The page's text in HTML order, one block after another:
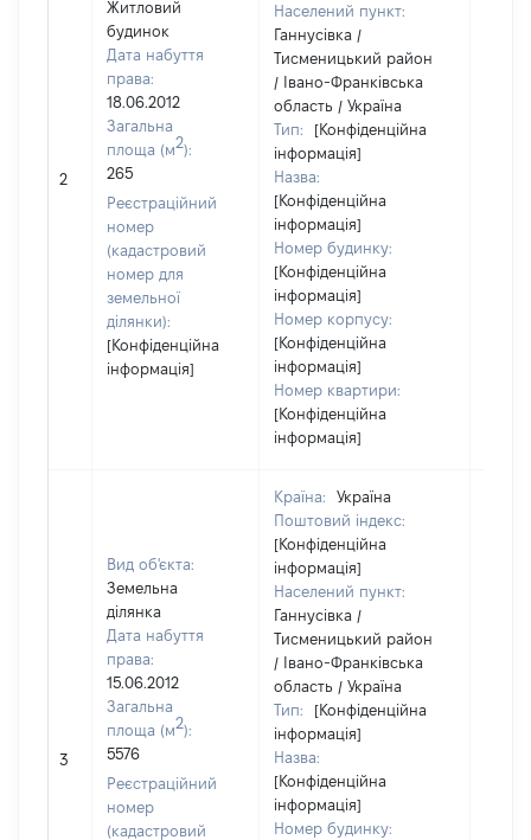
2
Житловий
будинок
Дата набуття
права:
18.06.2012
Загальна
площа (м2):
265
Реєстраційний
номер
(кадастровий
номер для
земельної
ділянки):
[Конфіденційна
інформація]
Населений пункт:
Ганнусівка /
Тисменицький район
/ Івано-Франківська
область / Україна
Тип:
[Конфіденційна
інформація]
Назва:
[Конфіденційна
інформація]
Номер будинку:
[Конфіденційна
інформація]
Номер корпусу:
[Конфіденційна
інформація]
Номер квартири:
[Конфіденційна
інформація]
3
Вид об'єкта:
Земельна
ділянка
Дата набуття
права:
15.06.2012
Загальна
площа (м2):
5576
Реєстраційний
номер
(кадастровий
Країна:
Україна
Поштовий індекс:
[Конфіденційна
інформація]
Населений пункт:
Ганнусівка /
Тисменицький район
/ Івано-Франківська
область / Україна
Тип:
[Конфіденційна
інформація]
Назва:
[Конфіденційна
інформація]
Номер будинку: